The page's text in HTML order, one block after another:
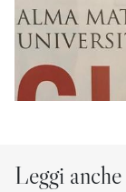
Leggi anche